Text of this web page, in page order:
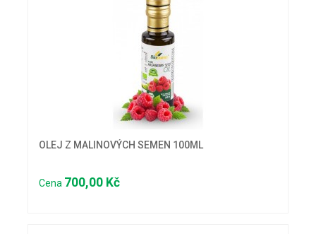
OLEJ Z MALINOVÝCH SEMEN 100ML
Cena 700,00 Kč